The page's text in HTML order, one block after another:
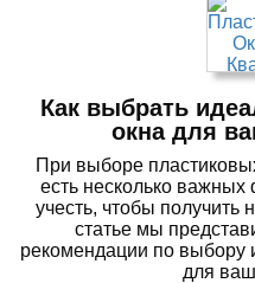
Как выбрать
окна для
При выборе
есть несколько важных
учесть, чтобы получить
статье мы
рекомендации по выбору
для